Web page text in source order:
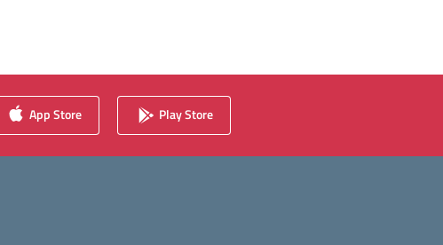
App Store Play Store